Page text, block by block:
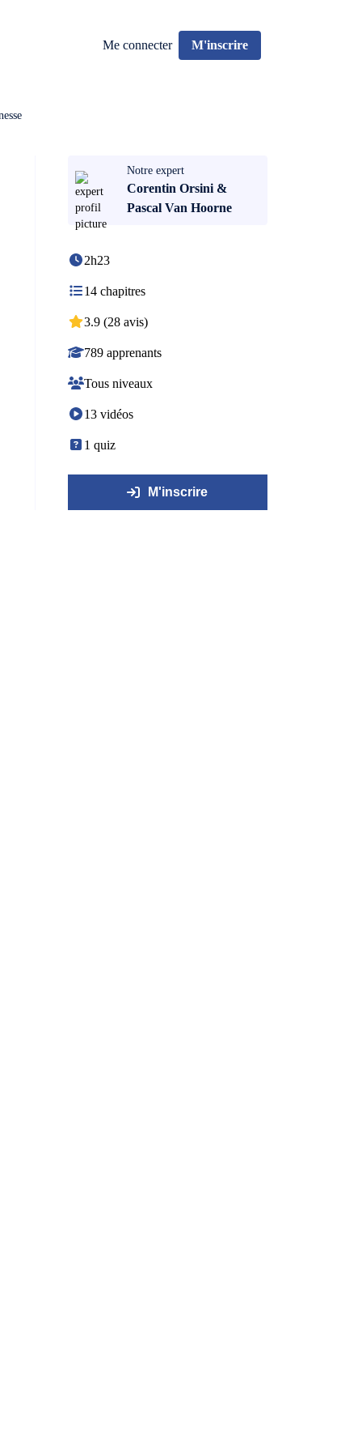
Me connecter M'inscrire
Notre expert
Corentin Orsini &
Pascal Van Hoorne
2h23
14 chapitres
3.9 (28 avis)
789 apprenants
Tous niveaux
13 vidéos
1 quiz
M'inscrire